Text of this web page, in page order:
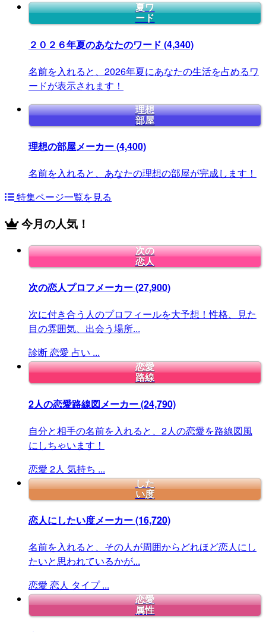
夏ワ
ード
２０２６年夏のあなたのワード (4,340)
名前を入れると、2026年夏にあなたの生活を占めるワ
ードが表示されます！
理想
部屋
理想の部屋メーカー(4,400)
名前を入れると、あなたの理想の部屋が完成します！
特集ページ一覧を見る
今月の人気！
次の
恋人
次の恋人プロフメーカー(27,900)
次に付き合う人のプロフィールを大予想！性格、見た
目の雰囲気、出会う場所...
診断恋愛 占い ...
恋愛
路線
2人の恋愛路線図メーカー(24,790)
自分と相手の名前を入れると、2人の恋愛を路線図風
にしちゃいます！
恋愛 2人 気持ち ...
した
い度
恋人にしたい度メーカー(16,720)
名前を入れると、その人が周囲からどれほど恋人にし
たいと思われているかが...
恋愛 恋人 タイプ ...
恋愛
属性